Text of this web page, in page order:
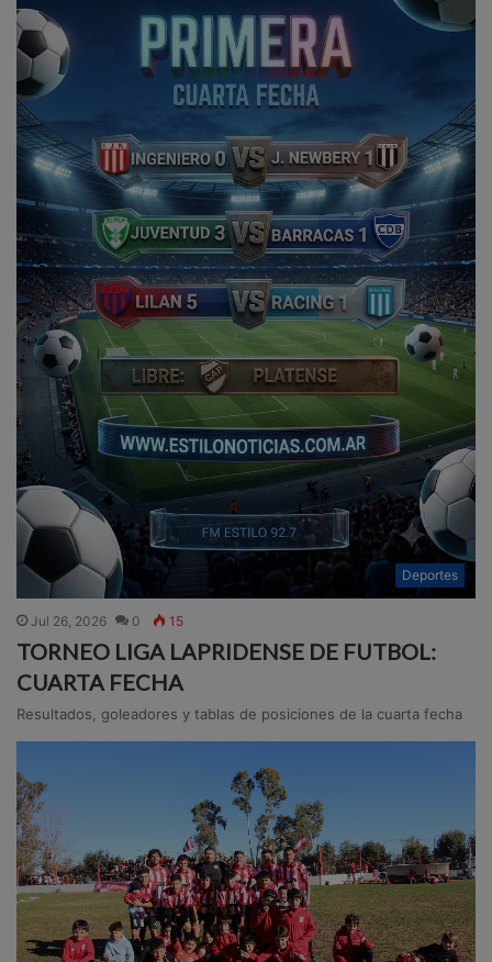
Deportes
Jul 26, 2026 0 15
TORNEO LIGA LAPRIDENSE DE FUTBOL:
CUARTA FECHA
Resultados, goleadores y tablas de posiciones de la cuarta fecha